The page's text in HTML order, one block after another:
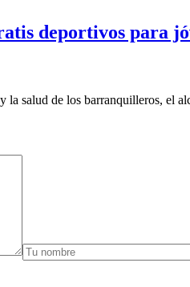
deportivos para
salud de los barranquilleros, el